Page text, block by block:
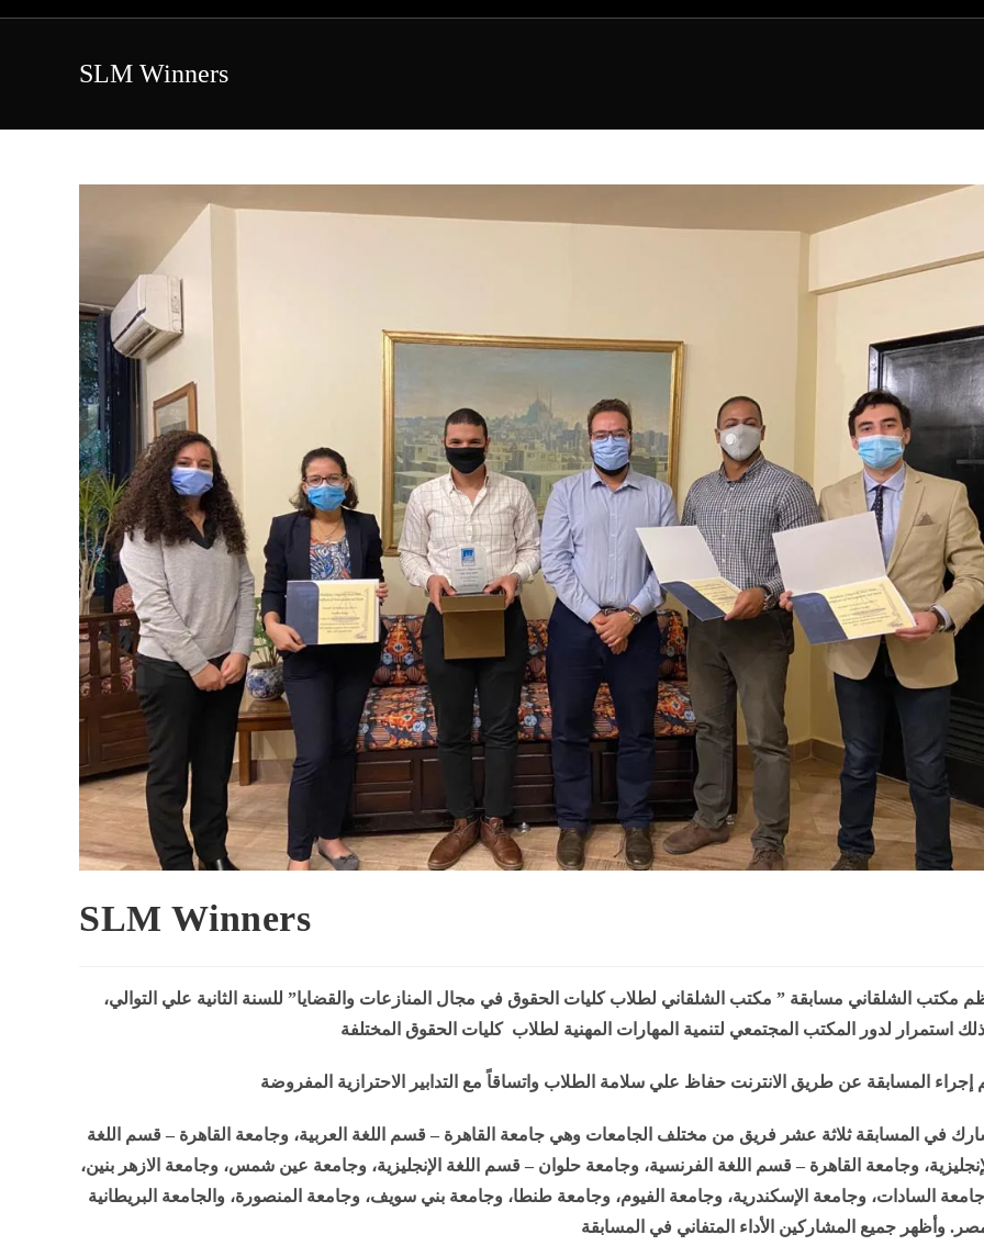
SLM Winners
SLM Winners
مكتب الشلقاني مسابقة ” مكتب الشلقاني لطلاب كليات الحقوق في مجال المنازعات والقضايا” للسنة الثانية علي التوالي،
استمرار لدور المكتب المجتمعي لتنمية المهارات المهنية لطلاب كليات الحقوق المختلفة
إجراء المسابقة عن طريق الانترنت حفاظ علي سلامة الطلاب واتساقاً مع التدابير الاحترازية المفروضة
في المسابقة ثلاثة عشر فريق من مختلف الجامعات وهي جامعة القاهرة – قسم اللغة العربية، وجامعة القاهرة – قسم اللغة
وجامعة القاهرة – قسم اللغة الفرنسية، وجامعة حلوان – قسم اللغة الإنجليزية، وجامعة عين شمس، وجامعة الازهر بنين،
السادات، وجامعة الإسكندرية، وجامعة الفيوم، وجامعة طنطا، وجامعة بني سويف، وجامعة المنصورة، والجامعة البريطانية
وأظهر جميع المشاركين الأداء المتفاني في المسابقة